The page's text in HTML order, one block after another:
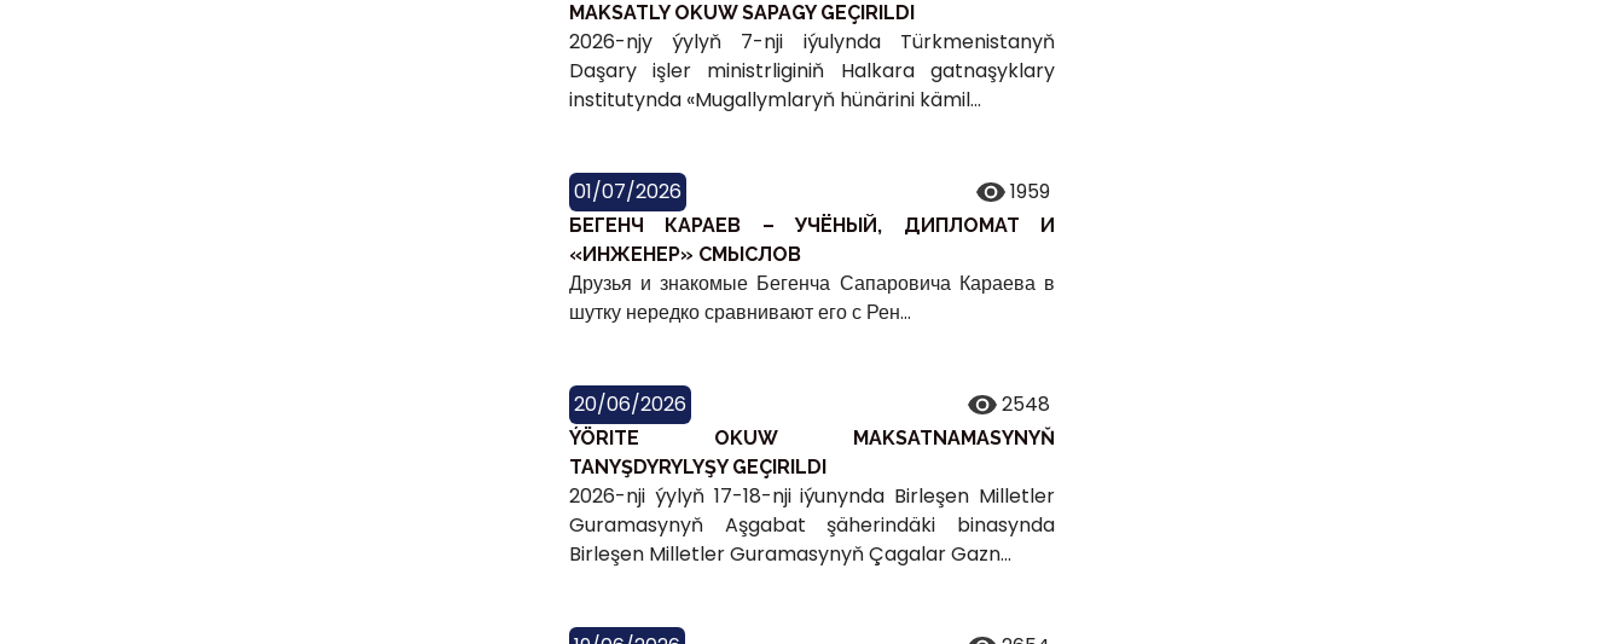
MAKSATLY OKUW SAPAGY GEÇIRILDI
2026-njy ýylyň 7-nji iýulynda Türkmenistanyň
Daşary işler ministrliginiň Halkara gatnaşyklary
institutynda «Mugallymlaryň hünärini kämil...
01/07/2026 1959
БЕГЕНЧ КАРАЕВ – УЧЁНЫЙ, ДИПЛОМАТ И
«ИНЖЕНЕР» СМЫСЛОВ
Друзья и знакомые Бегенча Сапаровича Караева в
шутку нередко сравнивают его с Рен...
20/06/2026 2548
ÝÖRITE OKUW MAKSATNAMASYNYŇ
TANYŞDYRYLYŞY GEÇIRILDI
2026-nji ýylyň 17-18-nji iýunynda Birleşen Milletler
Guramasynyň Aşgabat şäherindäki binasynda
Birleşen Milletler Guramasynyň Çagalar Gazn...